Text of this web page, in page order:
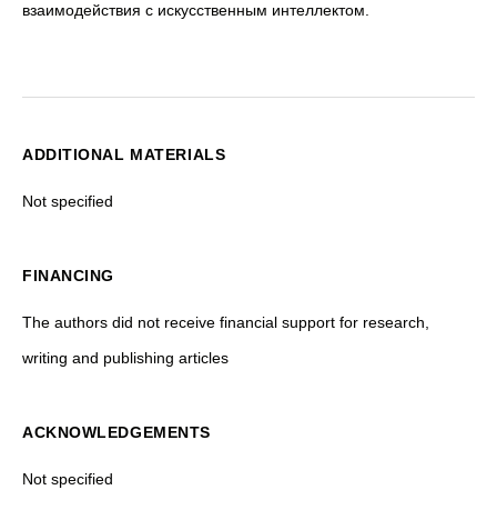
взаимодействия с искусственным интеллектом.
ADDITIONAL MATERIALS
Not specified
FINANCING
The authors did not receive financial support for research,
writing and publishing articles
ACKNOWLEDGEMENTS
Not specified